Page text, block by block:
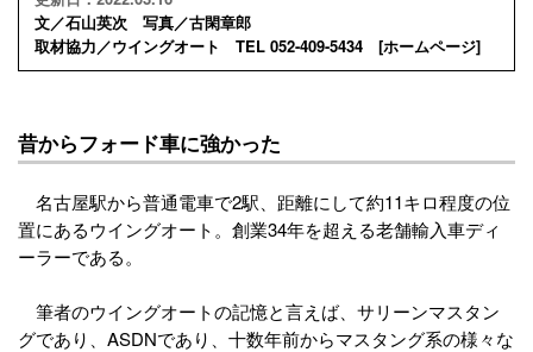
文／石山英次 写真／古閑章郎
取材協力／ウイングオート TEL 052-409-5434 [ホームページ]
昔からフォード車に強かった
名古屋駅から普通電車で2駅、距離にして約11キロ程度の位
置にあるウイングオート。創業34年を超える老舗輸入車ディ
ーラーである。
筆者のウイングオートの記憶と言えば、サリーンマスタン
グであり、ASDNであり、十数年前からマスタング系の様々な